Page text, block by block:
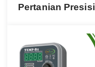
Pertanian Presisi